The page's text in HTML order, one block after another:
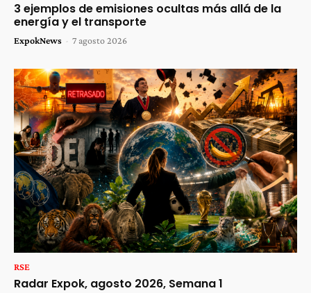
3 ejemplos de emisiones ocultas más allá de la
energía y el transporte
ExpokNews - 7 agosto 2026
RSE
Radar Expok, agosto 2026, Semana 1